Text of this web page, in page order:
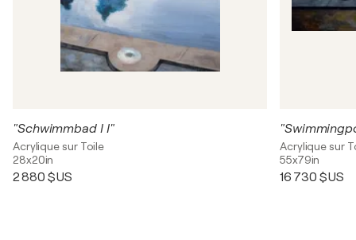
"Schwimmbad I I"
Acrylique sur Toile
28x20in
2 880 $US
Acrylique sur
55x79in
16 730 $US